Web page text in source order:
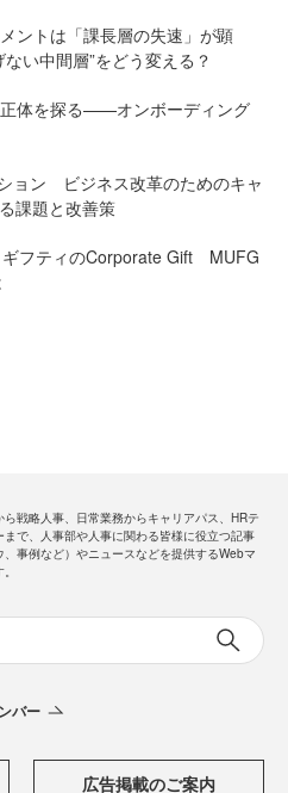
ントは「課長層の失速」が顕
い中間層”をどう変える？
正体を探る——オンボーディング
ョン ビジネス改革のためのキャ
課題と改善策
フティのCorporate Gift MUFG
ら戦略人事、日常業務からキャリアパス、HRテ
まで、人事部や人事に関わる皆様に役立つ記事
、事例など）やニュースなどを提供するWebマ
バー
広告掲載のご案内